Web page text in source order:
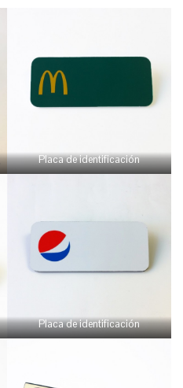
Placa de identificación
Placa de identificación